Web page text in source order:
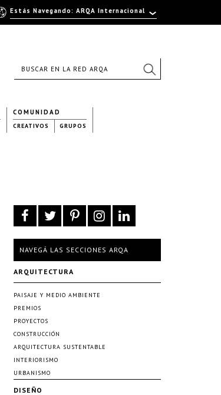
COMUNIDAD
CREATIVOS GRUPOS
NAVEGÁ LAS SECCIONES ARQA
ARQUITECTURA
PAISAJE Y MEDIO AMBIENTE
PREMIOS
PROYECTOS
CONSTRUCCIÓN
ARQUITECTURA SUSTENTABLE
INTERIORISMO
URBANISMO
DISEÑO
Estás Navegando: ARQA Internacional